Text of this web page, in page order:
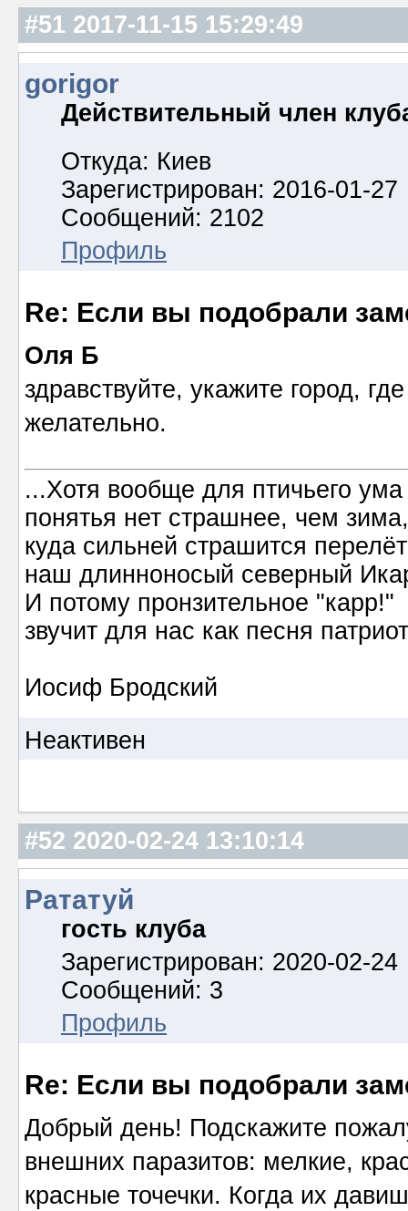
#51 2017-11-15 15:29:49
gorigor
Действительный член
Откуда: Киев
Зарегистрирован: 2016-01-27
Сообщений: 2102
Профиль
Re: Если вы подобрали
Оля Б
здравствуйте, укажите город,
желательно.
...Хотя вообще для птичьего ума
понятья нет страшнее, чем зима,
куда сильней страшится
наш длинноносый северный
И потому пронзительное "карр!"
звучит для нас как песня
Иосиф Бродский
Неактивен
#52 2020-02-24 13:10:14
Рататуй
гость клуба
Зарегистрирован: 2020-02-24
Сообщений: 3
Профиль
Re: Если вы подобрали
Добрый день! Подскажите
внешних паразитов: мелкие,
красные точечки. Когда их